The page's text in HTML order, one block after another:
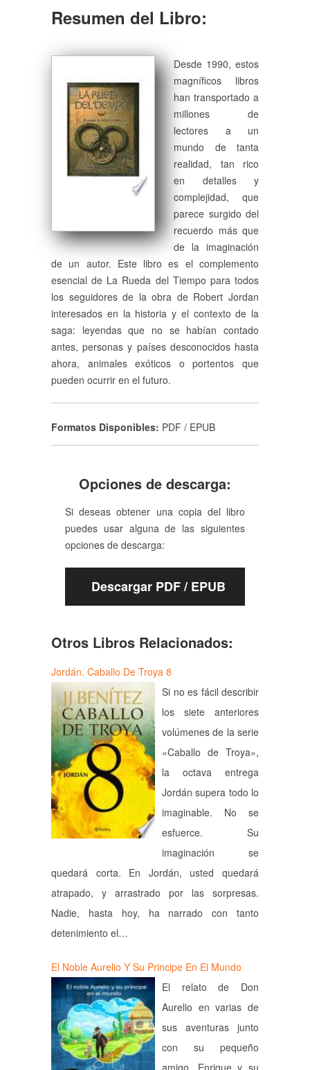
Resumen del Libro:
Desde 1990, estos
magníficos libros
han transportado a
millones de
lectores a un
mundo de tanta
realidad, tan rico
en detalles y
complejidad, que
parece surgido del
recuerdo más que
de la imaginación
de un autor. Este libro es el complemento
esencial de La Rueda del Tiempo para todos
los seguidores de la obra de Robert Jordan
interesados en la historia y el contexto de la
saga: leyendas que no se habían contado
antes, personas y países desconocidos hasta
ahora, animales exóticos o portentos que
pueden ocurrir en el futuro.
Formatos Disponibles: PDF / EPUB
Opciones de descarga:
Si deseas obtener una copia del libro
puedes usar alguna de las siguientes
opciones de descarga:
Descargar PDF / EPUB
Otros Libros Relacionados:
Jordán. Caballo De Troya 8
Si no es fácil describir
los siete anteriores
volúmenes de la serie
«Caballo de Troya»,
la octava entrega
Jordán supera todo lo
imaginable. No se
esfuerce. Su
imaginación se
quedará corta. En Jordán, usted quedará
atrapado, y arrastrado por las sorpresas.
Nadie, hasta hoy, ha narrado con tanto
detenimiento el…
El Noble Aurelio Y Su Principe En El Mundo
El relato de Don
Aurelio en varias de
sus aventuras junto
con su pequeño
amigo, Enrique y su